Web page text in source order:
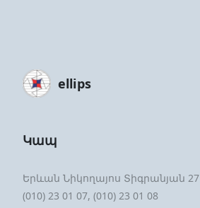
ellips
Կապ
Երևան Նիկողայոս Տիգրանյան 27
(010) 23 01 07, (010) 23 01 08